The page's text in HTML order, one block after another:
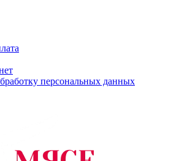
персональных данных